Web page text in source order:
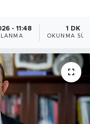
- 11:48 1 DK
OKUNMA